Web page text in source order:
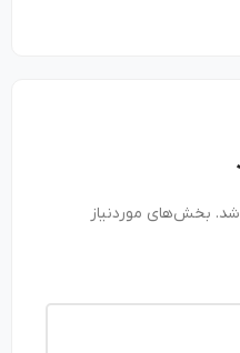
بخش‌های موردنیاز